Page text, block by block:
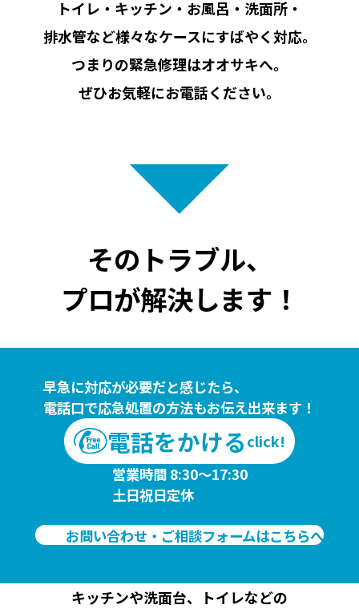
トイレ・キッチン・お風呂・洗面所・
排水管など様々なケースにすばやく対応。
つまりの緊急修理はオオサキへ。
ぜひお気軽にお電話ください。
そのトラブル、
プロが解決します！
早急に対応が必要だと感じたら、
電話口で応急処置の方法もお伝え出来ます！
電話をかけるclick!
営業時間 8:30～17:30
土日祝日定休
お問い合わせ・ご相談フォームはこちらへ
キッチンや洗面台、トイレなどの